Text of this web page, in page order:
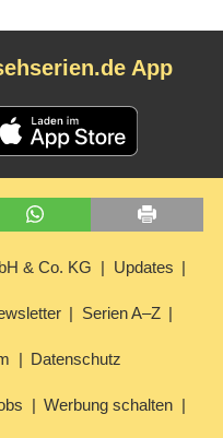
App
& Co. KG Updates
Serien A–Z
Datenschutz
Werbung schalten